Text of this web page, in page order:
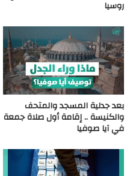
روسيا
بعد جدلية المسجد والمتحف
والكنيسة .. إقامة أول صلاة جمعة
في آيا صوفيا